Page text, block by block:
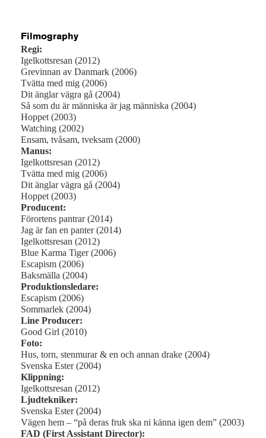
Filmography
Regi:
Igelkottsresan (2012)
Grevinnan av Danmark (2006)
Tvätta med mig (2006)
Dit änglar vägra gå (2004)
Så som du är människa är jag människa (2004)
Hoppet (2003)
Watching (2002)
Ensam, tvåsam, tveksam (2000)
Manus:
Igelkottsresan (2012)
Tvätta med mig (2006)
Dit änglar vägra gå (2004)
Hoppet (2003)
Producent:
Förortens pantrar (2014)
Jag är fan en panter (2014)
Igelkottsresan (2012)
Blue Karma Tiger (2006)
Escapism (2006)
Baksmälla (2004)
Produktionsledare:
Escapism (2006)
Sommarlek (2004)
Line Producer:
Good Girl (2010)
Foto:
Hus, torn, stenmurar & en och annan drake (2004)
Svenska Ester (2004)
Klippning:
Igelkottsresan (2012)
Ljudtekniker:
Svenska Ester (2004)
Vägen hem – “på deras fruk ska ni känna igen dem” (2003)
FAD (First Assistant Director):